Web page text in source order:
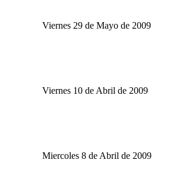
Viernes 29 de Mayo de 2009
Viernes 10 de Abril de 2009
Miercoles 8 de Abril de 2009